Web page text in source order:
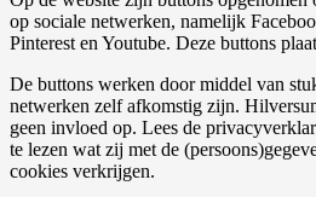
op sociale netwerken, namelijk
Pinterest en Youtube. Deze buttons
De buttons werken door middel van
netwerken zelf afkomstig zijn.
geen invloed op. Lees de
te lezen wat zij met de
cookies verkrijgen.